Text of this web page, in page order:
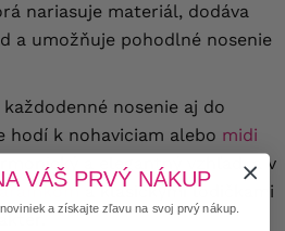
nariasuje materiál, dodáva
a umožňuje pohodlné nosenie
nosenie aj do
hodí k nohaviciam alebo midi
a elegantný vzhľad, a v
a klasickými lodičkami
VÁŠ PRVÝ NÁKUP
a získajte zľavu na svoj prvý nákup.